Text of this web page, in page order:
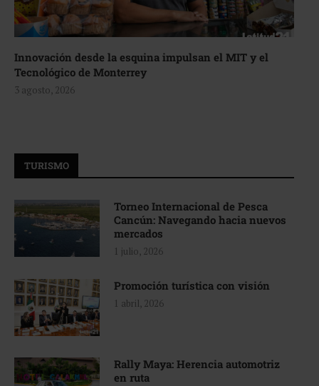
Innovación desde la esquina impulsan el MIT y el
Tecnológico de Monterrey
3 agosto, 2026
TURISMO
Torneo Internacional de Pesca
Cancún: Navegando hacia nuevos
mercados
1 julio, 2026
Promoción turística con visión
1 abril, 2026
Rally Maya: Herencia automotriz
en ruta